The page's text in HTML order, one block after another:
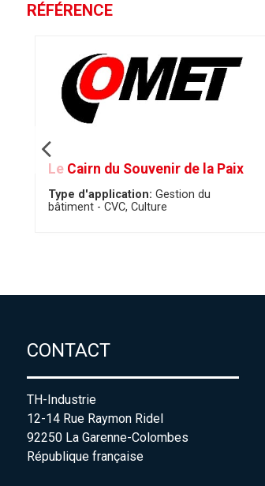
RÉFÉRENCE
Le Cairn du Souvenir de la Paix
Type d'application: Gestion du
bâtiment - CVC Culture
CONTACT
TH-Industrie
12-14 Rue Raymon Ridel
92250 La Garenne-Colombes
République française